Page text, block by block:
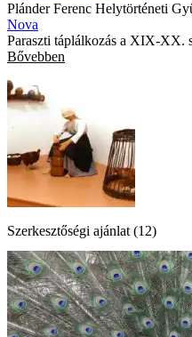
Plánder Ferenc Helytörténeti
Nova
Paraszti táplálkozás a XIX-XX.
Bővebben
Szerkesztőségi ajánlat (12)